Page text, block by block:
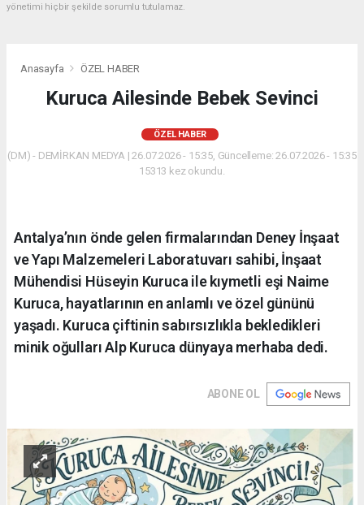
yönetimi hiçbir şekilde sorumlu tutulamaz.
Anasayfa ÖZEL HABER
Kuruca Ailesinde Bebek Sevinci
ÖZEL HABER
(DM) - DEMİRKAN MEDYA | 26.07.2026 - 15:35, Güncelleme: 26.07.2026 - 15:35
15313 kez okundu.
Antalya’nın önde gelen firmalarından Deney İnşaat
ve Yapı Malzemeleri Laboratuvarı sahibi, İnşaat
Mühendisi Hüseyin Kuruca ile kıymetli eşi Naime
Kuruca, hayatlarının en anlamlı ve özel gününü
yaşadı. Kuruca çiftinin sabırsızlıkla bekledikleri
minik oğulları Alp Kuruca dünyaya merhaba dedi.
ABONE OL